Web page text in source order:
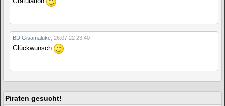
Piraten gesucht!
Gratulation
BD|Gisamaluke 26.07.22 23:40
Glückwunsch